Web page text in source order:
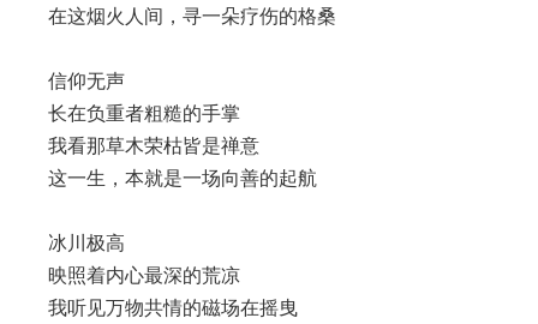
在这烟火人间，寻一朵疗伤的格桑
信仰无声
长在负重者粗糙的手掌
我看那草木荣枯皆是禅意
这一生，本就是一场向善的起航
冰川极高
映照着内心最深的荒凉
我听见万物共情的磁场在摇曳